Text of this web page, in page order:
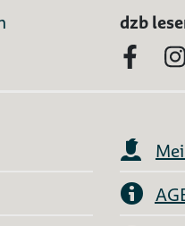
dzb